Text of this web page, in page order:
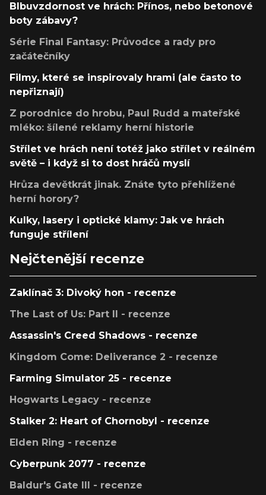
Blbuvzdornost ve hrách: Přínos, nebo betonové
boty zábavy?
Série Final Fantasy: Průvodce a rady pro
začátečníky
Filmy, které se inspirovaly hrami (ale často to
nepřiznají)
Z porodnice do hrobu, Paul Rudd a mateřské
mléko: šílené reklamy herní historie
Střílet ve hrách není totéž jako střílet v reálném
světě – i když si to dost hráčů myslí
Hrůza devětkrát jinak. Znáte tyto přehlížené
herní horory?
Kulky, lasery i optické klamy: Jak ve hrách
funguje střílení
Nejčtenější recenze
Zaklínač 3: Divoký hon - recenze
The Last of Us: Part II - recenze
Assassin's Creed Shadows - recenze
Kingdom Come: Deliverance 2 - recenze
Farming Simulator 25 - recenze
Hogwarts Legacy - recenze
Stalker 2: Heart of Chornobyl - recenze
Elden Ring - recenze
Cyberpunk 2077 - recenze
Baldur's Gate III - recenze